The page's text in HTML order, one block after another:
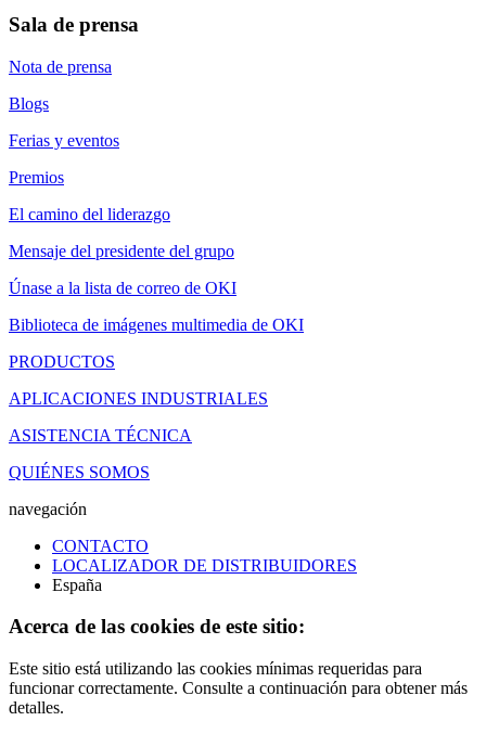
Sala de prensa
Nota de prensa
Blogs
Ferias y eventos
Premios
El camino del liderazgo
Mensaje del presidente del grupo
Únase a la lista de correo de OKI
Biblioteca de imágenes multimedia de OKI
PRODUCTOS
APLICACIONES INDUSTRIALES
ASISTENCIA TÉCNICA
QUIÉNES SOMOS
navegación
CONTACTO
LOCALIZADOR DE DISTRIBUIDORES
España
Acerca de las cookies de este sitio:
Este sitio está utilizando las cookies mínimas requeridas para
funcionar correctamente. Consulte a continuación para obtener más
detalles.